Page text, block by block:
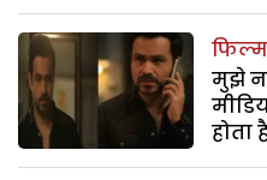
फिल्म
मुझे
होता